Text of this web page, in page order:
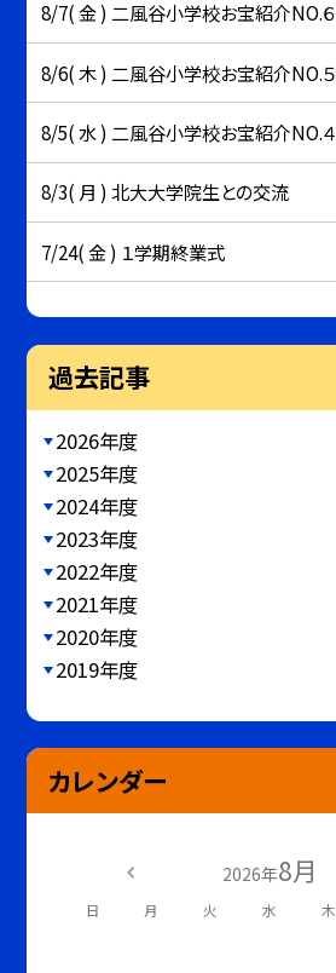
8/7( 金 ) 二風谷小学校お宝紹介NO.６
8/6( 木 ) 二風谷小学校お宝紹介NO.５
8/5( 水 ) 二風谷小学校お宝紹介NO.４
8/3( 月 ) 北大大学院生との交流
7/24( 金 ) １学期終業式
過去記事
2026年度
2025年度
2024年度
2023年度
2022年度
2021年度
2020年度
2019年度
カレンダー
2026年8月
日 月 火 水 木